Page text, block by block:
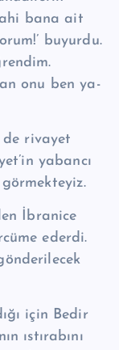
bana ait
buyurdu.
onu ben ya­
de rivayet
yabancı
İbranice
ederdi.
için Bedir
ıstırabını